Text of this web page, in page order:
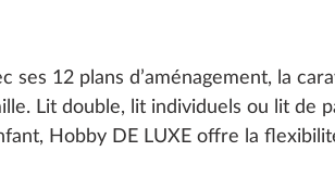
ses 12 plans d’aménagement, la
Lit double, lit individuels ou lit de
Hobby DE LUXE offre la